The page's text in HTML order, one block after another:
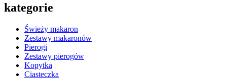
kategorie
Świeży makaron
Zestawy makaronów
Pierogi
Zestawy pierogów
Kopytka
Ciasteczka